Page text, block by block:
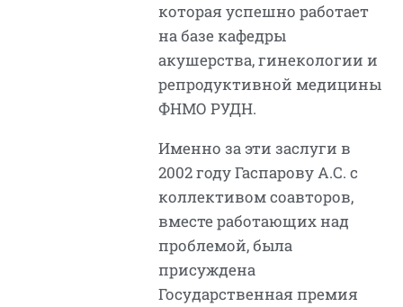
которая успешно работает
на базе кафедры
акушерства, гинекологии и
репродуктивной медицины
ФНМО РУДН.
Именно за эти заслуги в
2002 году Гаспарову А.С. с
коллективом соавторов,
вместе работающих над
проблемой, была
присуждена
Государственная премия